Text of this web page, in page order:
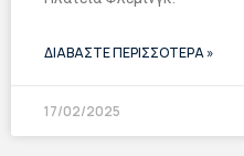
ΔΙΑΒΑΣΤΕ ΠΕΡΙΣΣΟΤΕΡΑ »
17/02/2025